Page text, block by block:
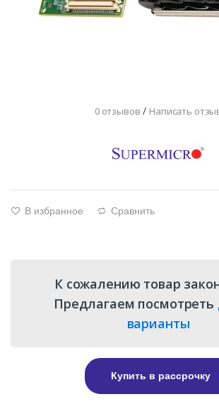
0 отзывов / Написать
g В избранное d Сравнить
К сожалению товар
Предлагаем посмотреть
варианты
Купить в рассрочку